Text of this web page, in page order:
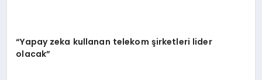
“Yapay zeka kullanan telekom şirketleri lider
olacak”